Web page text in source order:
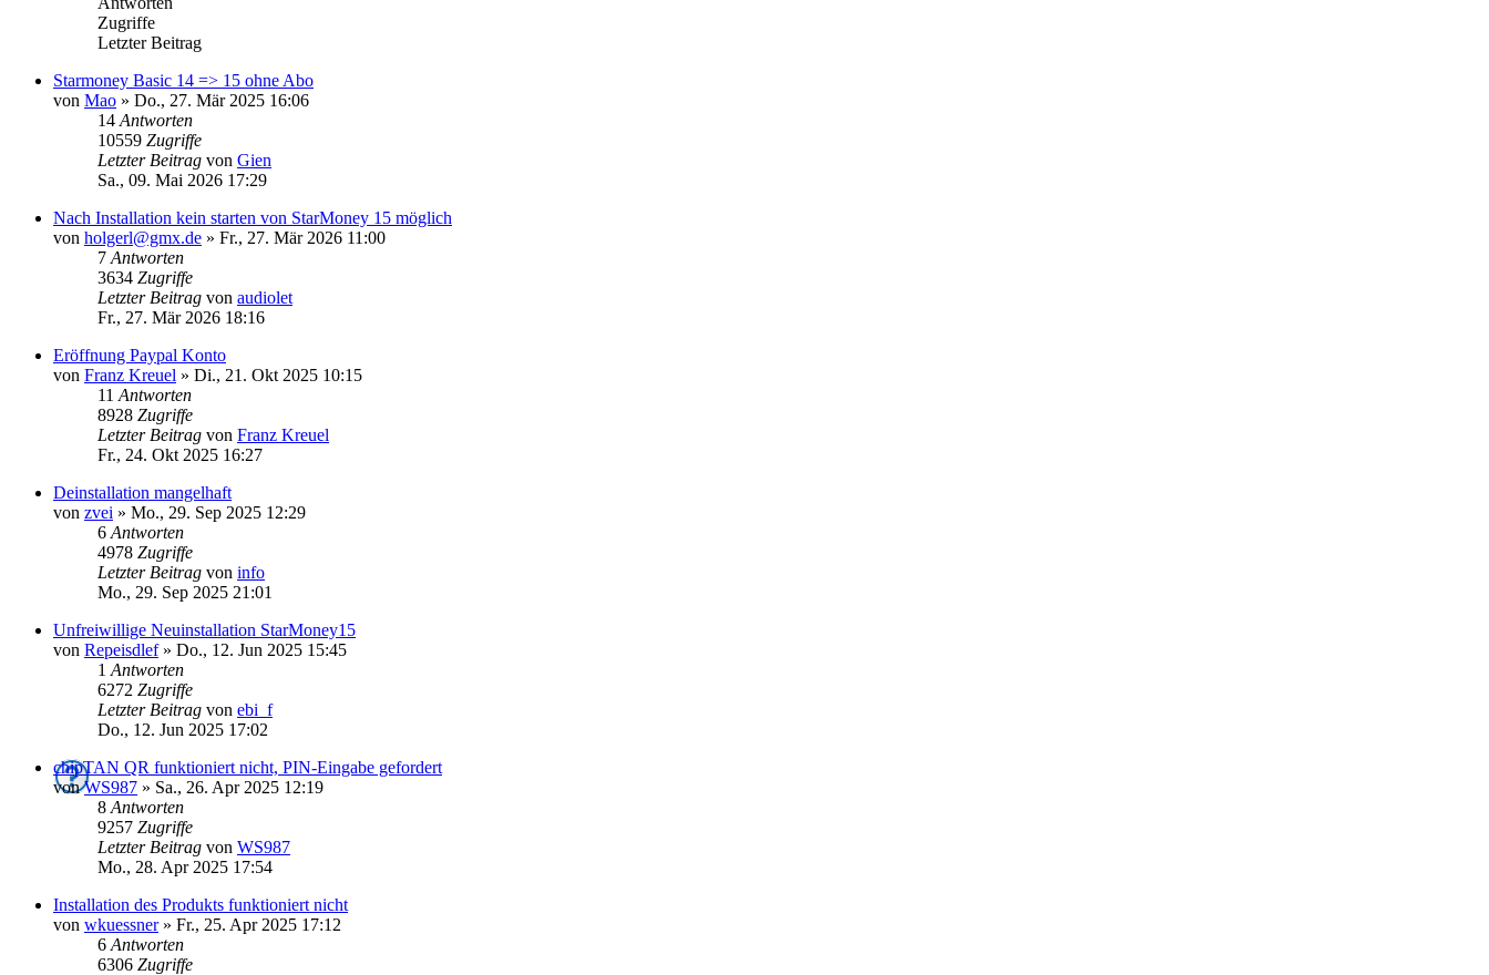
Zugriffe
Letzter Beitrag
Starmoney Basic 14 => 15 ohne Abo
von Mao » Do., 27. Mär 2025 16:06
14 Antworten
10559 Zugriffe
Letzter Beitrag von Gien
Sa., 09. Mai 2026 17:29
Nach Installation kein starten von StarMoney 15 möglich
von holgerl@gmx.de » Fr., 27. Mär 2026 11:00
7 Antworten
3634 Zugriffe
Letzter Beitrag von audiolet
Fr., 27. Mär 2026 18:16
Eröffnung Paypal Konto
von Franz Kreuel » Di., 21. Okt 2025 10:15
11 Antworten
8928 Zugriffe
Letzter Beitrag von Franz Kreuel
Fr., 24. Okt 2025 16:27
Deinstallation mangelhaft
von zvei » Mo., 29. Sep 2025 12:29
6 Antworten
4978 Zugriffe
Letzter Beitrag von info
Mo., 29. Sep 2025 21:01
Unfreiwillige Neuinstallation StarMoney15
von Repeisdlef» Do., 12. Jun 2025 15:45
1 Antworten
6272 Zugriffe
Letzter Beitrag von ebi_f
Do., 12. Jun 2025 17:02
chipTAN QR funktioniert nicht, PIN-Eingabe gefordert
vonWS987 » Sa., 26. Apr 2025 12:19
8 Antworten
9257 Zugriffe
Letzter Beitrag von WS987
Mo., 28. Apr 2025 17:54
Installation des Produkts funktioniert nicht
von wkuessner» Fr., 25. Apr 2025 17:12
6 Antworten
6306 Zugriffe